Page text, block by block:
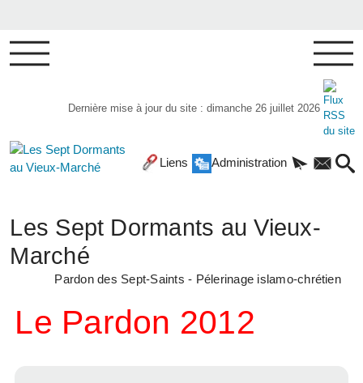
Dernière mise à jour du site : dimanche 26 juillet 2026
Liens Administration
Les Sept Dormants au Vieux-
Marché
Pardon des Sept-Saints - Pélerinage islamo-chrétien
Le Pardon 2012